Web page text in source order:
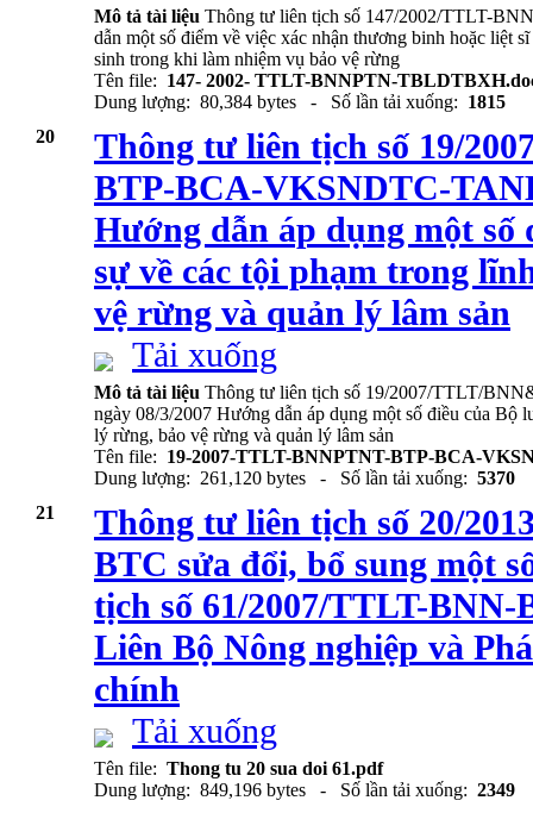
Mô tả tài liệu Thông tư liên tịch số 147/2002/TTLT-
dẫn một số điểm về việc xác nhận thương binh hoặc liệt
sinh trong khi làm nhiệm vụ bảo vệ rừng
Tên file: 147- 2002- TTLT-BNNPTN-
Dung lượng: 80,384 bytes - Số lần tải xuống: 1815
20
Thông tư liên tịch số 19/
BTP-BCA-VKSNDTC-
Hướng dẫn áp dụng một số
sự về các tội phạm trong
vệ rừng và quản lý lâm sản
Tải xuống
Mô tả tài liệu Thông tư liên tịch số 19/2007/TTLT/
ngày 08/3/2007 Hướng dẫn áp dụng một số điều của Bộ
lý rừng, bảo vệ rừng và quản lý lâm sản
Tên file: 19-2007-TTLT-BNNPTNT-BTP-BCA-
Dung lượng: 261,120 bytes - Số lần tải xuống: 5370
21
Thông tư liên tịch số 20/
BTC sửa đổi, bổ sung một
tịch số 61/2007/TTLT-BNN-
Liên Bộ Nông nghiệp và
chính
Tải xuống
Tên file: Thong tu 20 sua doi 61.pdf
Dung lượng: 849,196 bytes - Số lần tải xuống: 2349